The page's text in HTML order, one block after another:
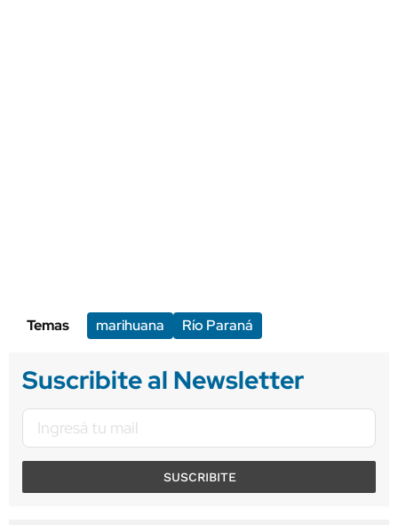
Temas marihuana Río Paraná
Suscribite al Newsletter
SUSCRIBITE